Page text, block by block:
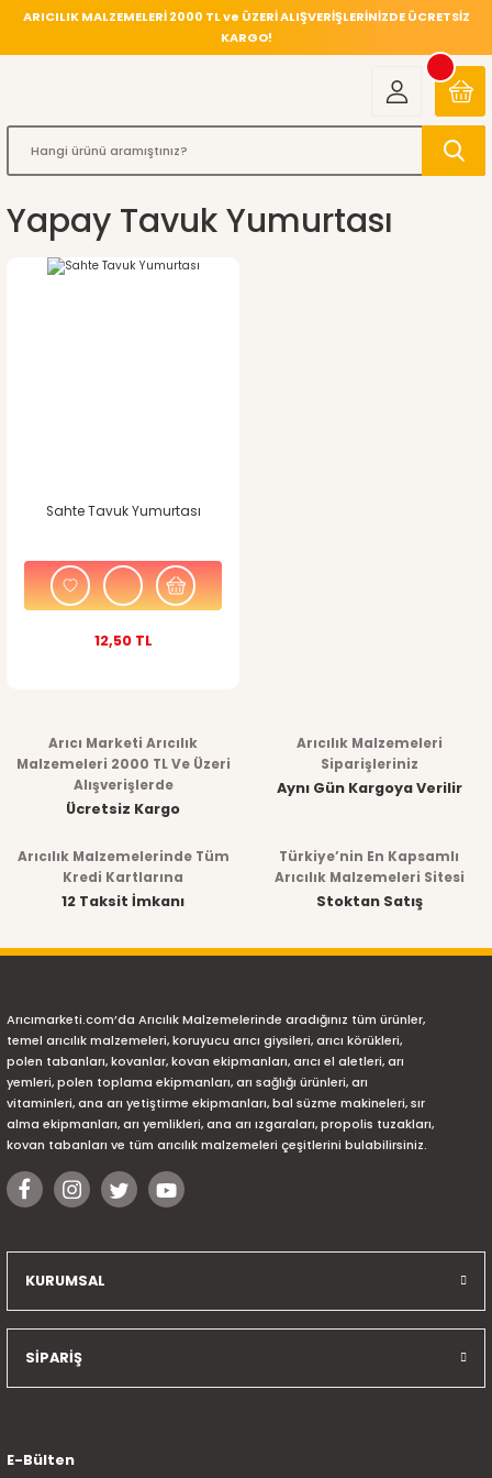
ARICILIK MALZEMELERİ 2000 TL ve ÜZERİ ALIŞVERİŞLERİNİZDE ÜCRETSİZ
KARGO!
Yapay Tavuk Yumurtası
Sahte Tavuk Yumurtası
12,50 TL
Arıcı Marketi Arıcılık
Malzemeleri 2000 TL Ve Üzeri
Alışverişlerde
Ücretsiz Kargo
Arıcılık Malzemeleri
Siparişleriniz
Aynı Gün Kargoya Verilir
Arıcılık Malzemelerinde Tüm
Kredi Kartlarına
12 Taksit İmkanı
Türkiye’nin En Kapsamlı
Arıcılık Malzemeleri Sitesi
Stoktan Satış
Arıcımarketi.com’da Arıcılık Malzemelerinde aradığınız tüm ürünler,
temel arıcılık malzemeleri, koruyucu arıcı giysileri, arıcı körükleri,
polen tabanları, kovanlar, kovan ekipmanları, arıcı el aletleri, arı
yemleri, polen toplama ekipmanları, arı sağlığı ürünleri, arı
vitaminleri, ana arı yetiştirme ekipmanları, bal süzme makineleri, sır
alma ekipmanları, arı yemlikleri, ana arı ızgaraları, propolis tuzakları,
kovan tabanları ve tüm arıcılık malzemeleri çeşitlerini bulabilirsiniz.
KURUMSAL
SİPARİŞ
E-Bülten